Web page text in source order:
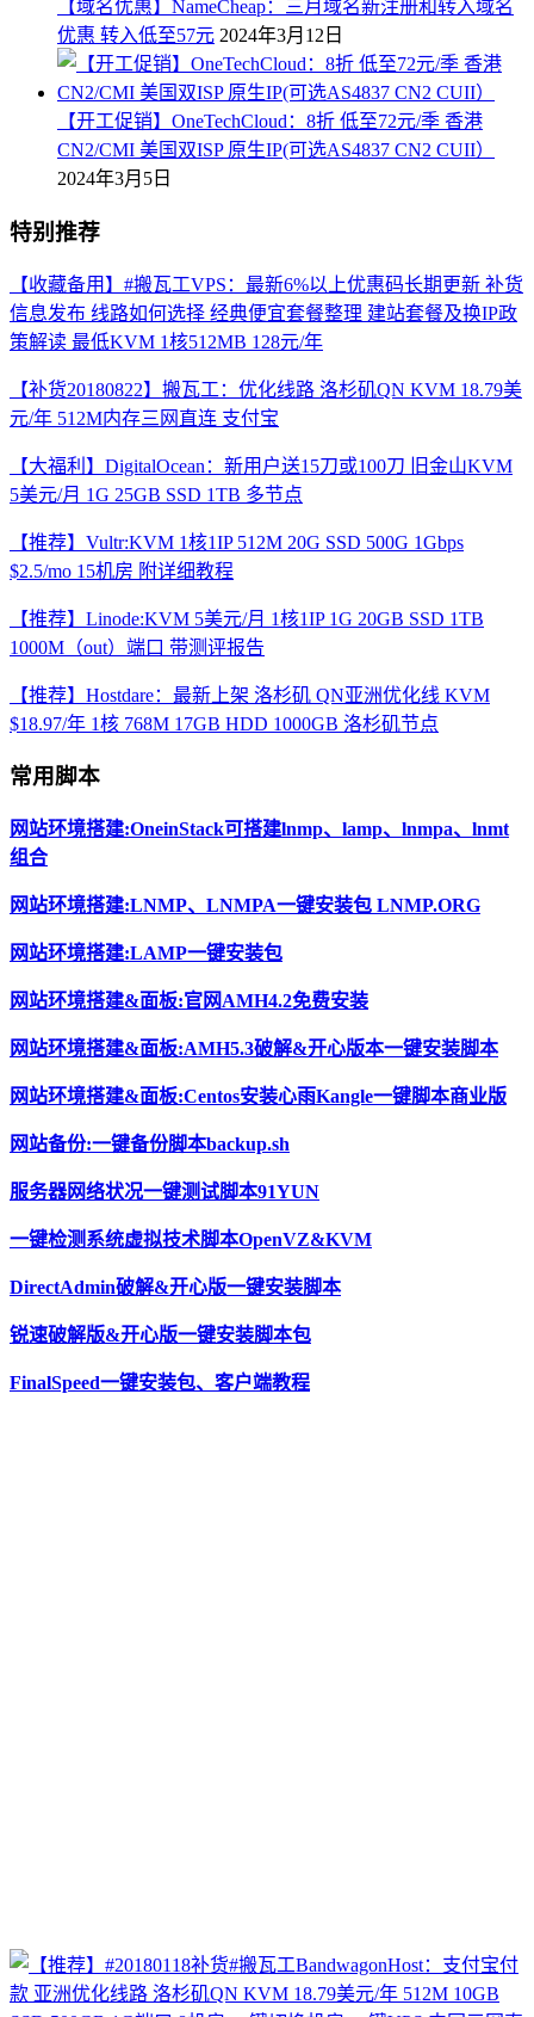
【域名优惠】NameCheap：三月域名新注册和转入域名
优惠 转入低至57元 2024年3月12日
【开工促销】OneTechCloud：8折 低至72元/季 香港
CN2/CMI 美国双ISP 原生IP(可选AS4837 CN2 CUII）
2024年3月5日
特别推荐
【收藏备用】#搬瓦工VPS：最新6%以上优惠码长期更新 补货
信息发布 线路如何选择 经典便宜套餐整理 建站套餐及换IP政
策解读 最低KVM 1核512MB 128元/年
【补货20180822】搬瓦工：优化线路 洛杉矶QN KVM 18.79美
元/年 512M内存三网直连 支付宝
【大福利】DigitalOcean：新用户送15刀或100刀 旧金山KVM
5美元/月 1G 25GB SSD 1TB 多节点
【推荐】Vultr:KVM 1核1IP 512M 20G SSD 500G 1Gbps
$2.5/mo 15机房 附详细教程
【推荐】Linode:KVM 5美元/月 1核1IP 1G 20GB SSD 1TB
1000M（out）端口 带测评报告
【推荐】Hostdare：最新上架 洛杉矶 QN亚洲优化线 KVM
$18.97/年 1核 768M 17GB HDD 1000GB 洛杉矶节点
常用脚本
网站环境搭建:OneinStack可搭建lnmp、lamp、lnmpa、lnmt
组合
网站环境搭建:LNMP、LNMPA一键安装包 LNMP.ORG
网站环境搭建:LAMP一键安装包
网站环境搭建&面板:官网AMH4.2免费安装
网站环境搭建&面板:AMH5.3破解&开心版本一键安装脚本
网站环境搭建&面板:Centos安装心雨Kangle一键脚本商业版
网站备份:一键备份脚本backup.sh
服务器网络状况一键测试脚本91YUN
一键检测系统虚拟技术脚本OpenVZ&KVM
DirectAdmin破解&开心版一键安装脚本
锐速破解版&开心版一键安装脚本包
FinalSpeed一键安装包、客户端教程